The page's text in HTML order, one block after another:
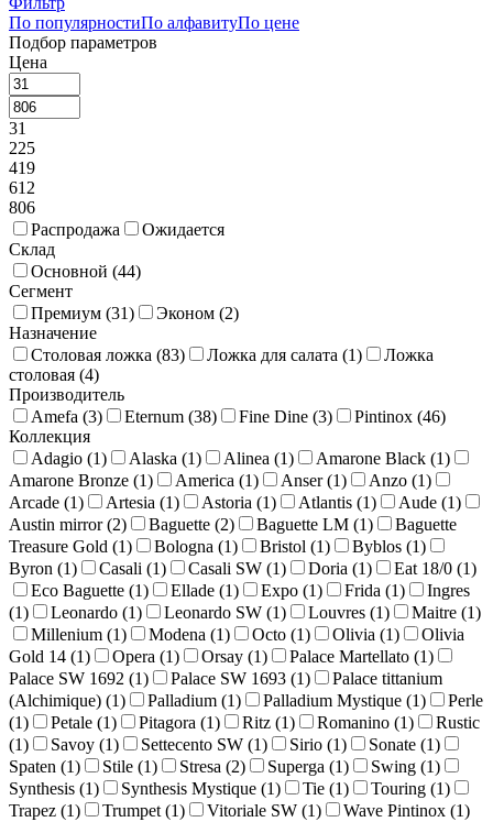
По популярностиПо алфавитуПо цене
Подбор параметров
Цена
31
225
419
612
806
Распродажа
Ожидается
Склад
Основной (44)
Сегмент
Премиум (31) Эконом (2)
Назначение
Столовая ложка (83) Ложка для салата (1)
Ложка
столовая (4)
Производитель
Amefa (3) Eternum (38) Fine Dine (3) Pintinox (46)
Коллекция
Adagio (1) Alaska (1) Alinea (1) Amarone Black (1)
Amarone Bronze (1) America (1) Anser (1) Anzo (1)
Arcade (1) Artesia (1) Astoria (1) Atlantis (1) Aude (1)
Austin mirror (2) Baguette (2) Baguette LM (1)
Baguette
Treasure Gold (1) Bologna (1) Bristol (1) Byblos (1)
Byron (1) Casali (1) Casali SW (1) Doria (1) Eat 18/0 (1)
Eco Baguette (1) Ellade (1) Expo (1) Frida (1)
Ingres
(1) Leonardo (1) Leonardo SW (1) Louvres (1) Maitre (1)
Millenium (1) Modena (1) Octo (1) Olivia (1)
Olivia
Gold 14 (1) Opera (1) Orsay (1) Palace Martellato (1)
Palace SW 1692 (1) Palace SW 1693 (1)
Palace tittanium
(Alchimique) (1) Palladium (1) Palladium Mystique (1)
Perle
(1) Petale (1) Pitagora (1) Ritz (1) Romanino (1)
Rustic
(1) Savoy (1) Settecento SW (1) Sirio (1) Sonate (1)
Spaten (1) Stile (1) Stresa (2) Superga (1) Swing (1)
Synthesis (1) Synthesis Mystique (1) Tie (1) Touring (1)
Trapez (1) Trumpet (1) Vitoriale SW (1) Wave Pintinox (1)